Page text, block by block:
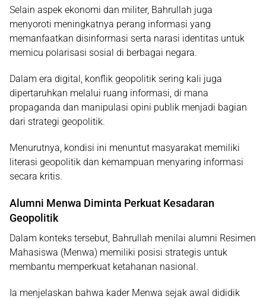
Selain aspek ekonomi dan militer, Bahrullah juga
menyoroti meningkatnya perang informasi yang
memanfaatkan disinformasi serta narasi identitas untuk
memicu polarisasi sosial di berbagai negara.
Dalam era digital, konflik geopolitik sering kali juga
dipertaruhkan melalui ruang informasi, di mana
propaganda dan manipulasi opini publik menjadi bagian
dari strategi geopolitik.
Menurutnya, kondisi ini menuntut masyarakat memiliki
literasi geopolitik dan kemampuan menyaring informasi
secara kritis.
Alumni Menwa Diminta Perkuat Kesadaran
Geopolitik
Dalam konteks tersebut, Bahrullah menilai alumni Resimen
Mahasiswa (Menwa) memiliki posisi strategis untuk
membantu memperkuat ketahanan nasional.
Ia menjelaskan bahwa kader Menwa sejak awal dididik